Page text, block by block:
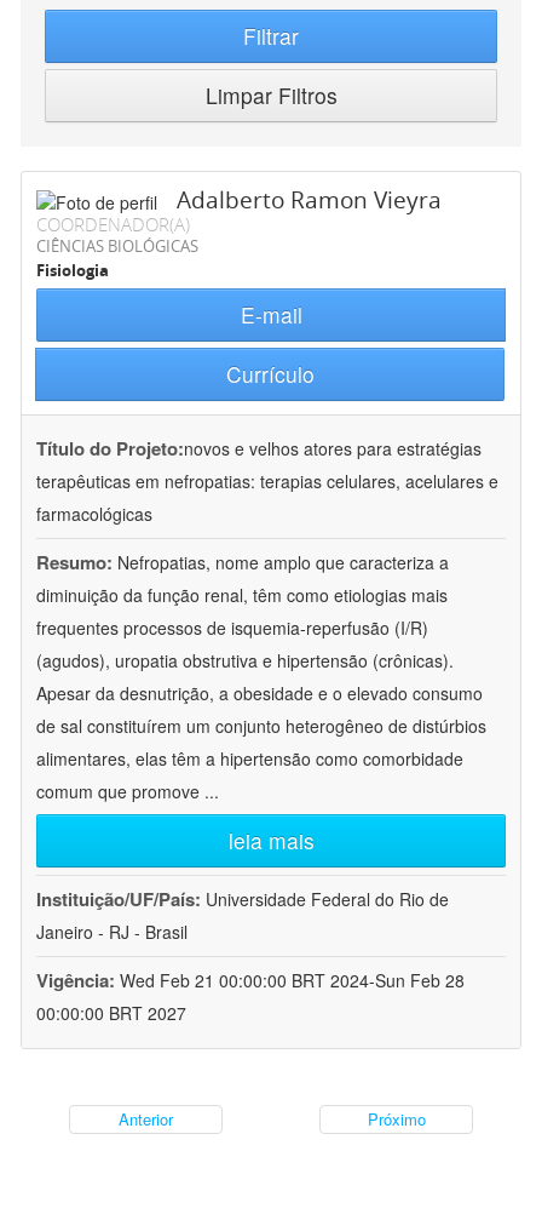
Filtrar
Limpar Filtros
Adalberto Ramon Vieyra
COORDENADOR(A)
CIÊNCIAS BIOLÓGICAS
Fisiologia
E-mail
Currículo
Título do Projeto:novos e velhos atores para estratégias
terapêuticas em nefropatias: terapias celulares, acelulares e
farmacológicas
Resumo: Nefropatias, nome amplo que caracteriza a
diminuição da função renal, têm como etiologias mais
frequentes processos de isquemia-reperfusão (I/R)
(agudos), uropatia obstrutiva e hipertensão (crônicas).
Apesar da desnutrição, a obesidade e o elevado consumo
de sal constituírem um conjunto heterogêneo de distúrbios
alimentares, elas têm a hipertensão como comorbidade
comum que promove ...
leia mais
Instituição/UF/País: Universidade Federal do Rio de
Janeiro - RJ - Brasil
Vigência: Wed Feb 21 00:00:00 BRT 2024-Sun Feb 28
00:00:00 BRT 2027
Anterior Próximo